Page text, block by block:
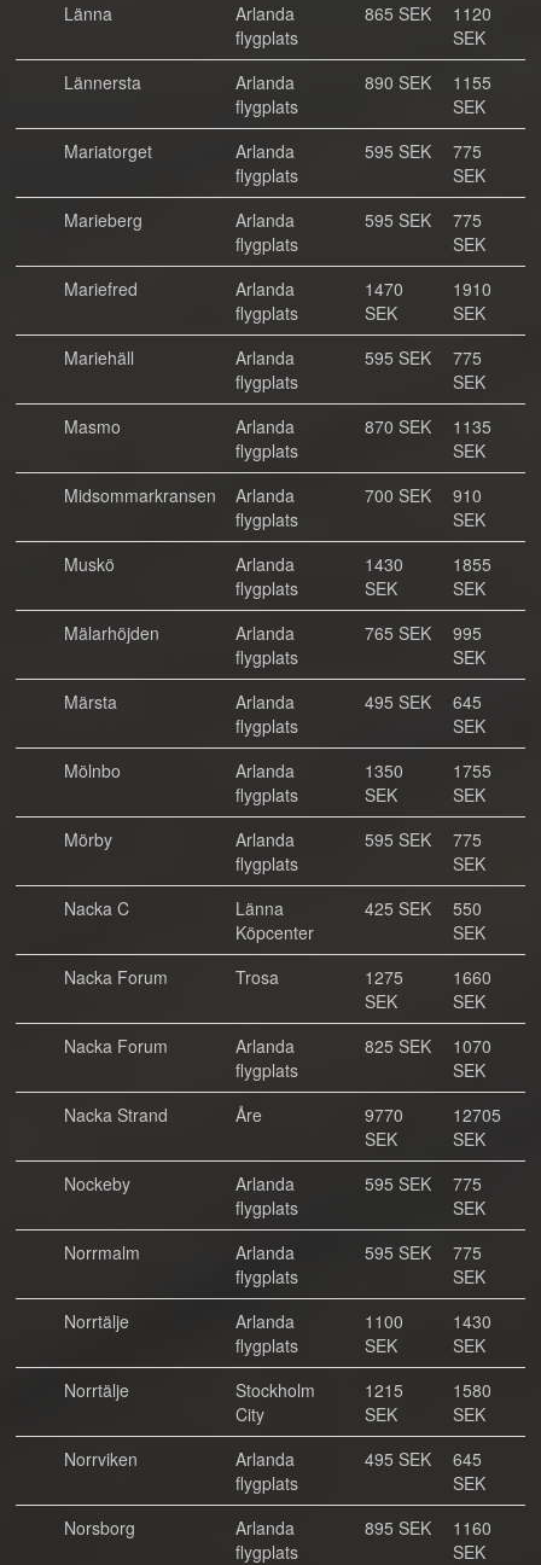
Länna
Arlanda
flygplats
865 SEK
1120
SEK
Lännersta
Arlanda
flygplats
890 SEK
1155
SEK
Mariatorget
Arlanda
flygplats
595 SEK
775
SEK
Marieberg
Arlanda
flygplats
595 SEK
775
SEK
Mariefred
Arlanda
flygplats
1470
SEK
1910
SEK
Mariehäll
Arlanda
flygplats
595 SEK
775
SEK
Masmo
Arlanda
flygplats
870 SEK
1135
SEK
Midsommarkransen
Arlanda
flygplats
700 SEK
910
SEK
Muskö
Arlanda
flygplats
1430
SEK
1855
SEK
Mälarhöjden
Arlanda
flygplats
765 SEK
995
SEK
Märsta
Arlanda
flygplats
495 SEK
645
SEK
Mölnbo
Arlanda
flygplats
1350
SEK
1755
SEK
Mörby
Arlanda
flygplats
595 SEK
775
SEK
Nacka C
Länna
Köpcenter
425 SEK
550
SEK
Nacka Forum
Trosa
1275
SEK
1660
SEK
Nacka Forum
Arlanda
flygplats
825 SEK
1070
SEK
Nacka Strand
Åre
9770
SEK
12705
SEK
Nockeby
Arlanda
flygplats
595 SEK
775
SEK
Norrmalm
Arlanda
flygplats
595 SEK
775
SEK
Norrtälje
Arlanda
flygplats
1100
SEK
1430
SEK
Norrtälje
Stockholm
City
1215
SEK
1580
SEK
Norrviken
Arlanda
flygplats
495 SEK
645
SEK
Norsborg
Arlanda
flygplats
895 SEK
1160
SEK